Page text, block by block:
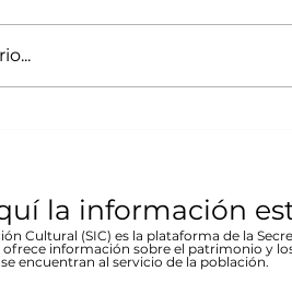
Stallforth
La muestra
la información
Cultural (SIC) es la plataforma de la
información sobre el patrimonio y
encuentran al servicio de la población.